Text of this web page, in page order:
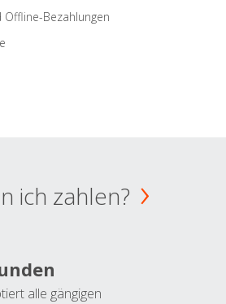
Offline-Bezahlungen
ich zahlen?
alle gängigen